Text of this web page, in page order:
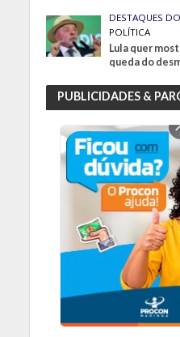
DESTAQUES
POLÍTICA
Lula quer
queda do
PUBLICIDADES &